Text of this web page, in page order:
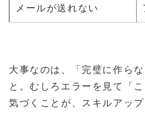
メールが送れない
大事なのは、「完璧に作ら
と。むしろエラーを見て「
気づくことが、スキルアップ